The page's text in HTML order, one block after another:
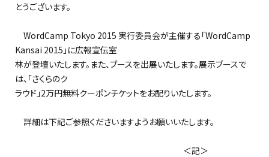
とうございます。
WordCamp Tokyo 2015 実行委員会が主催する「WordCamp
Kansai 2015」に広報宣伝室
林が登壇いたします。また、ブースを出展いたします。展示ブースで
は、「さくらのク
ラウド」2万円無料クーポンチケットをお配りいたします。
詳細は下記ご参照くださいますようお願いいたします。
＜記＞